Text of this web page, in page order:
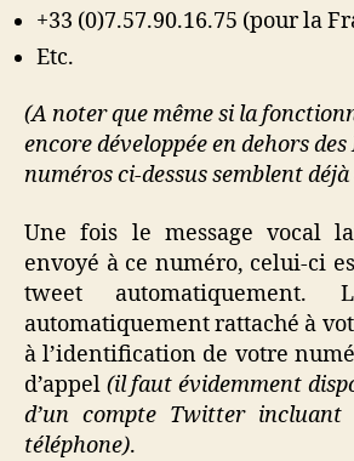
+33 (0)7.57.90.16.75 (pour la
Etc.
(A noter que même si la
encore développée en dehors
numéros ci-dessus semblent
Une fois le message vocal
envoyé à ce numéro, celui-ci
tweet
automatiquement rattaché à
à l’identification de votre
d’appel (il faut évidemment
d’un compte Twitter incluant
téléphone).